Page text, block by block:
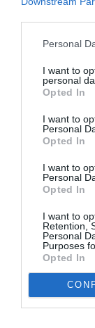
Personal
I want to
personal
Opted In
I want to
Personal
Opted In
I want to
Personal
Opted In
I want to
Retention,
Personal
Purposes
Opted In
Μόνο στο
χάρη.
μια έντονη
τετριμμένα
στον
τηγάνια
τα
dildos δε
νοικοκυράς
έναν άντρα
θα
όπως τις